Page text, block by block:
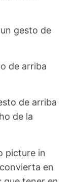
gesto de
de arriba
de arriba
de la
picture in
en